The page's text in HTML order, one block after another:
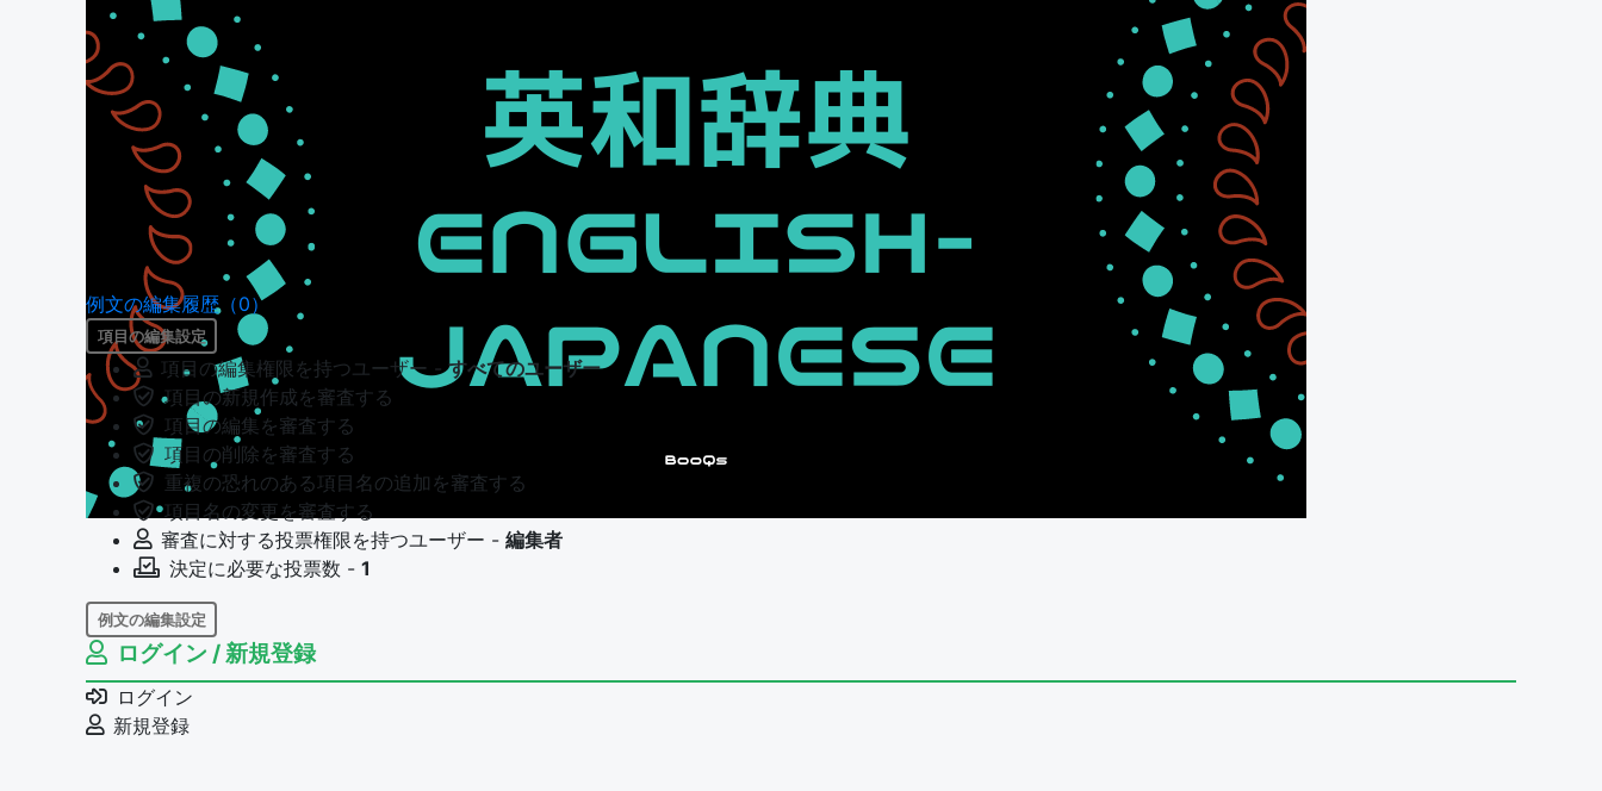
例文の編集履歴（0）
項目の編集設定
項目の編集権限を持つユーザー -すべてのユーザー
項目の新規作成を審査する
項目の編集を審査する
項目の削除を審査する
重複の恐れのある項目名の追加を審査する
項目名の変更を審査する
審査に対する投票権限を持つユーザー - 編集者
決定に必要な投票数 - 1
例文の編集設定
例文の編集権限を持つユーザー -
例文の編集を審査する
例文の削除を審査する
審査に対する投票権限を持つユーザー -
ログイン / 新規登録
ログイン
新規登録